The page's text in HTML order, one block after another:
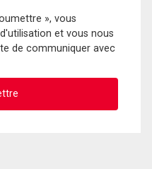
», vous
et vous nous
de communiquer avec